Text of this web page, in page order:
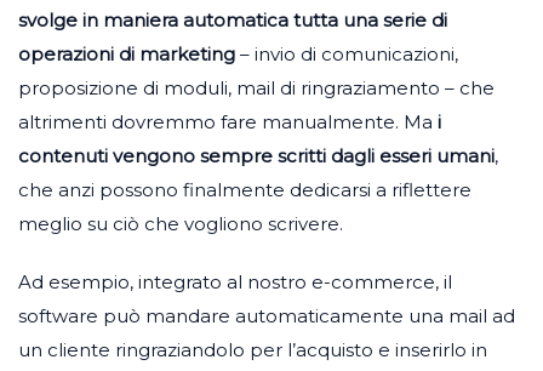
svolge in maniera automatica tutta una serie di
operazioni di marketing – invio di comunicazioni,
proposizione di moduli, mail di ringraziamento – che
altrimenti dovremmo fare manualmente. Ma i
contenuti vengono sempre scritti dagli esseri umani,
che anzi possono finalmente dedicarsi a riflettere
meglio su ciò che vogliono scrivere.
Ad esempio, integrato al nostro e-commerce, il
software può mandare automaticamente una mail ad
un cliente ringraziandolo per l’acquisto e inserirlo in